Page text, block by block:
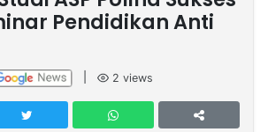
Pendidikan Anti
2 views